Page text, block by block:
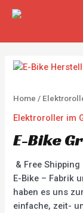
Inhalt
Home /
Elektroroller im
E-Bike
& Free Shipping
E-Bike – Fabrik
haben es uns
einfache, zeit-